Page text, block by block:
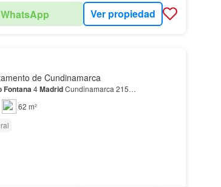
WhatsApp Ver propiedad
de Cundinamarca
Fontana4Madrid
Cundinamarca 215…
62 m²